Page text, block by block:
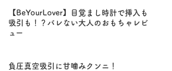
【BeYourLover】目覚まし時計で挿入も
吸引も！？バレない大人のおもちゃレビ
ュー
負圧真空吸引に甘噛みクンニ！